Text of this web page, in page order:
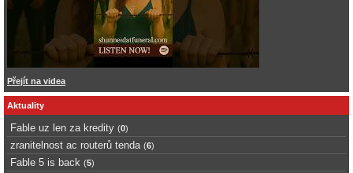
Přejít na videa
Aktuality
Fable uz len za kredity (0)
zranitelnost ac routerů tenda (6)
Fable 5 is back (5)